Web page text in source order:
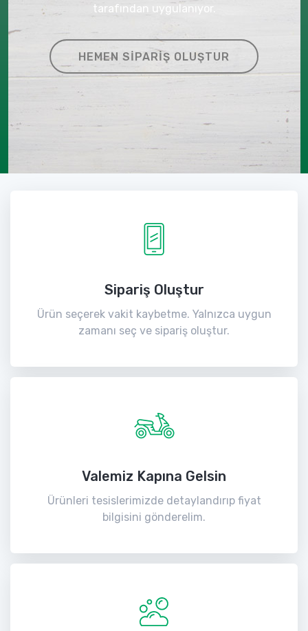
tarafından uygulanıyor.
HEMEN SIPARIŞ OLUŞTUR
Sipariş Oluştur
Ürün seçerek vakit kaybetme. Yalnızca uygun
zamanı seç ve sipariş oluştur.
Valemiz Kapına Gelsin
Ürünleri tesislerimizde detaylandırıp fiyat
bilgisini gönderelim.